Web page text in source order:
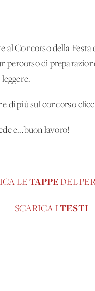
al Concorso della Festa
percorso di
di più sul concorso
e...buon lavoro!
LETAPPE DEL
SCARICA I TESTI